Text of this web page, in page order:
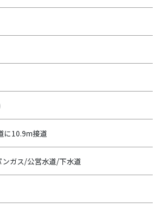
に10.9m接道
ガス/公営水道/下水道